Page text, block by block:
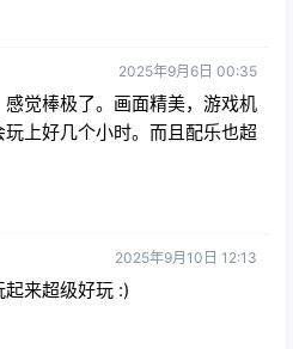
2025年9月6日 00:35
觉棒极了。画面精美，游戏机
上好几个小时。而且配乐也超
2025年9月10日 12:13
来超级好玩 :)